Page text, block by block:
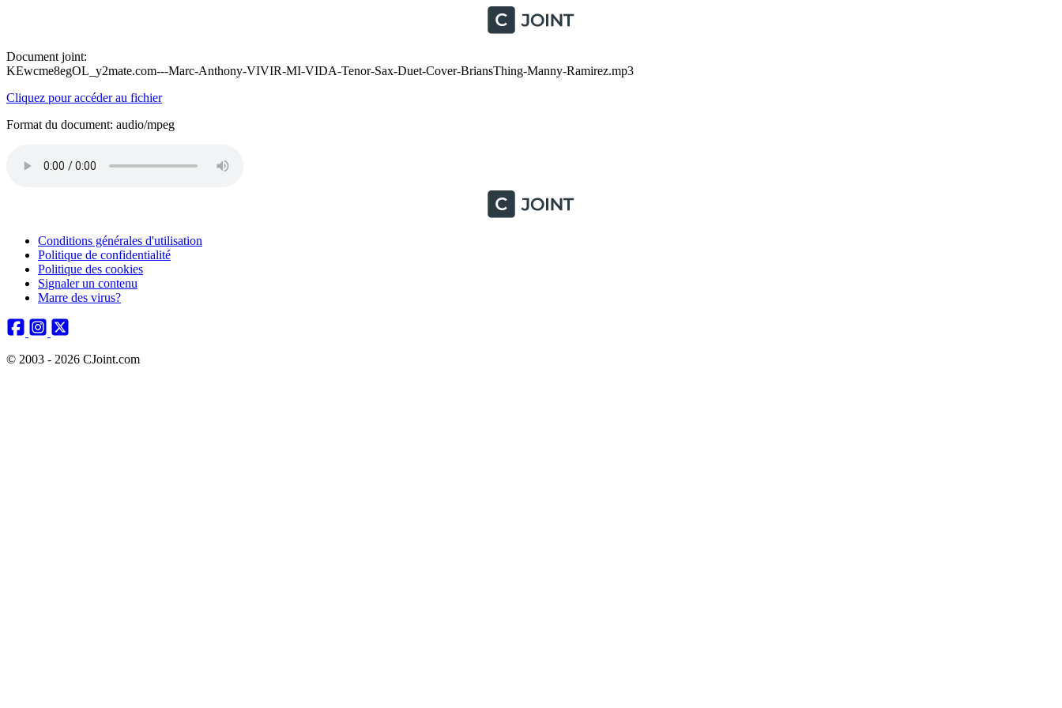
Document joint:
KEwcme8egOL_y2mate.com---Marc-Anthony-VIVIR-MI-VIDA-Tenor-Sax-Duet-Cover-BriansThing-Manny-Ramirez.mp3
Cliquez pour accéder au fichier
Format du document: audio/mpeg
Conditions générales d'utilisation
Politique de confidentialité
Politique des cookies
Signaler un contenu
Marre des virus?
© 2003 - 2026 CJoint.com